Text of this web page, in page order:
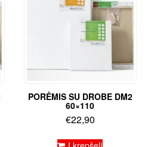
PORĖMIS SU DROBE DM2
60×110
€22,90